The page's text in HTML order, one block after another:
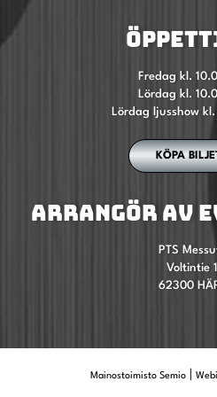
Fredag kl.
Lördag kl.
Lördag ljusshow
KÖPA
ARRANGÖR AV
PTS
Voltintie
62300
Mainostoimisto Semio|